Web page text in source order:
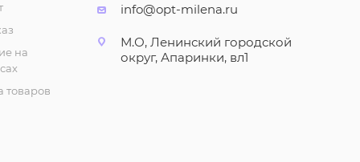
на
товаров
info@opt-milena.ru
М.О, Ленинский городской
округ, Апаринки, вл1